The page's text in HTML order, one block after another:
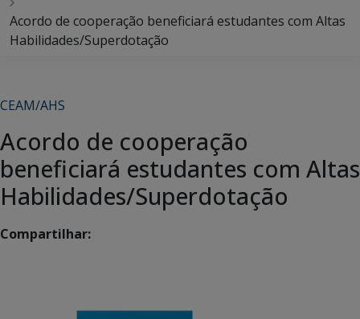
Acordo de cooperação beneficiará estudantes com Altas
Habilidades/Superdotação
CEAM/AHS
Acordo de cooperação
beneficiará estudantes com Altas
Habilidades/Superdotação
Compartilhar: